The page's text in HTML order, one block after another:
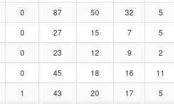
0 87 50 32 5
0 27 15 7 5
0 23 12 9 2
0 45 18 16 11
1 43 20 17 5